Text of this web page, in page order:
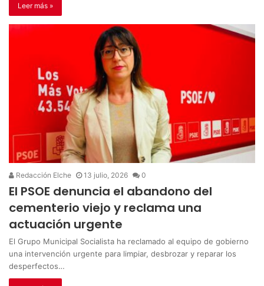
Leer más »
Redacción Elche 13 julio, 2026 0
El PSOE denuncia el abandono del
cementerio viejo y reclama una
actuación urgente
El Grupo Municipal Socialista ha reclamado al equipo de gobierno
una intervención urgente para limpiar, desbrozar y reparar los
desperfectos…